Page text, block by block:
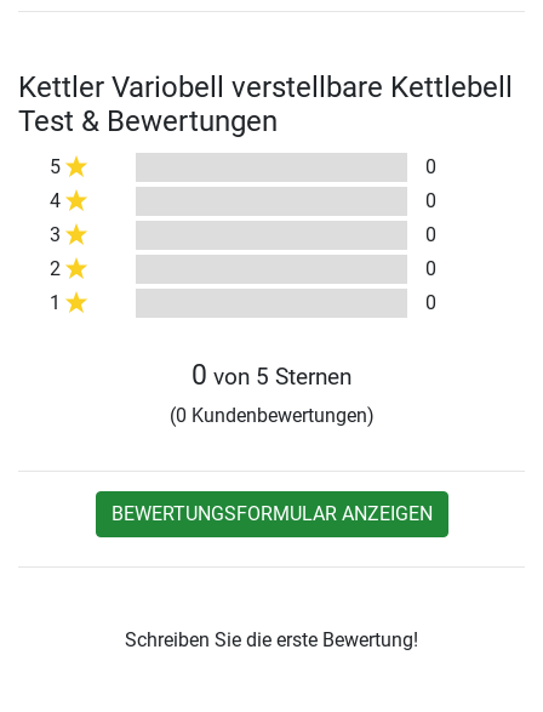
Kettler Variobell verstellbare Kettlebell
Test & Bewertungen
5
0
4
0
3
0
2
0
1
0
0 von 5 Sternen
(0 Kundenbewertungen)
BEWERTUNGSFORMULAR ANZEIGEN
Schreiben Sie die erste Bewertung!